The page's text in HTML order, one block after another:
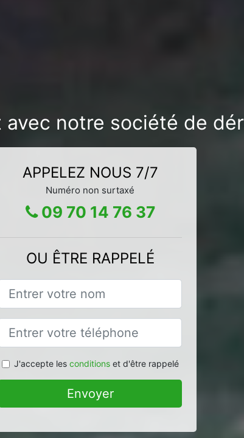
notre société de
APPELEZ NOUS 7/7
Numéro non surtaxé
09 70 14 76 37
OU ÊTRE RAPPELÉ
J'accepte les conditionset d'être rappelé
Envoyer